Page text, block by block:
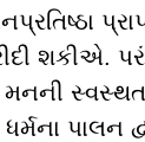
શકીએ.
પાલન